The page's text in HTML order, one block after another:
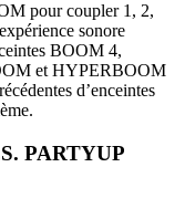
pour coupler 1, 2,
sonore
BOOM 4,
et HYPERBOOM
d’enceintes
PARTYUP